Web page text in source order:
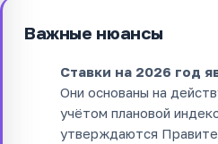
Важные нюансы
Ставки на 2026 год
Они основаны на
учётом плановой
утверждаются